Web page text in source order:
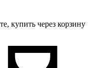
купить через корзину